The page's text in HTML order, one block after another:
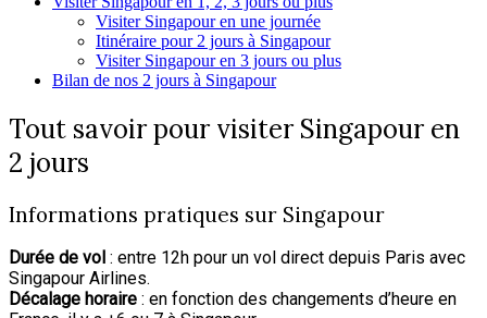
Visiter Singapour en une journée
Itinéraire pour 2 jours à Singapour
Visiter Singapour en 3 jours ou plus
Bilan de nos 2 jours à Singapour
Tout savoir pour visiter Singapour en
2 jours
Informations pratiques sur Singapour
Durée de vol : entre 12h pour un vol direct depuis Paris avec
Singapour Airlines.
Décalage horaire : en fonction des changements d’heure en